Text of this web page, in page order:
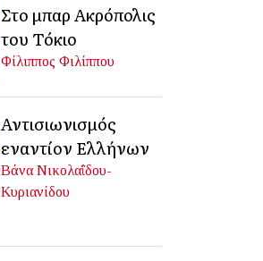
Στο μπαρ Ακρόπολις
του Τόκιο
Φίλιππος Φιλίππου
Αντισιωνισμός
εναντίον Ελλήνων
Βάνα Νικολαΐδου-
Κυριανίδου